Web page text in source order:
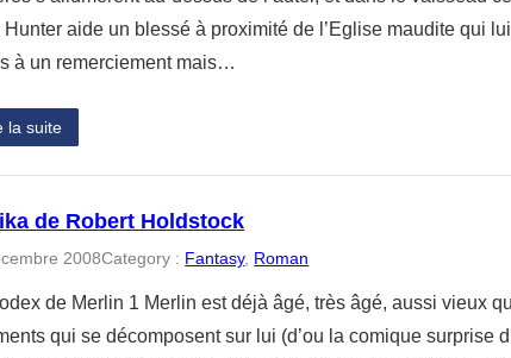
Hunter aide un blessé à proximité de l’Eglise maudite qui
à un remerciement mais…
la suite
de Robert Holdstock
2008Category : Fantasy, Roman
de Merlin 1 Merlin est déjà âgé, très âgé, aussi vieux
qui se décomposent sur lui (d’ou la comique surprise